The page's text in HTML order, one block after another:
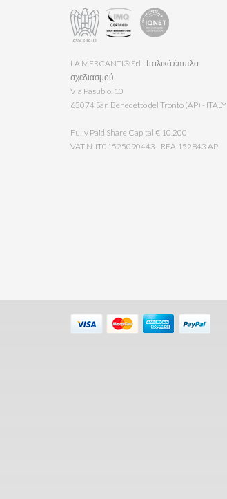
LA MERCANTI® Srl - Ιταλικά έπιπλα
σχεδιασμού
Via Pasubio, 10
63074 San Benedetto del Tronto (AP) - ITALY
Fully Paid Share Capital € 10.200
VAT N. IT01525090443 - REA 152843 AP